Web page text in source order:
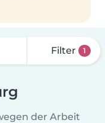
Filter 1
der Arbeit